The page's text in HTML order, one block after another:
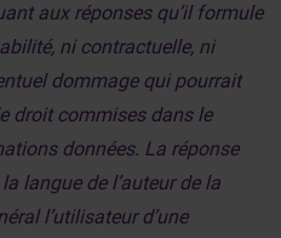
aux réponses qu’il formule
ni contractuelle, ni
dommage qui pourrait
droit commises dans le
données. La réponse
langue de l’auteur de la
l’utilisateur d’une